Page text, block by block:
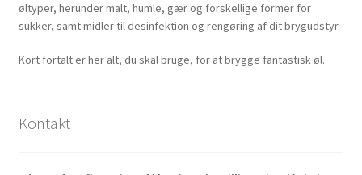
øltyper, herunder malt, humle, gær og forskellige former for
sukker, samt midler til desinfektion og rengøring af dit brygudstyr.
Kort fortalt er her alt, du skal bruge, for at brygge fantastisk øl.
Kontakt